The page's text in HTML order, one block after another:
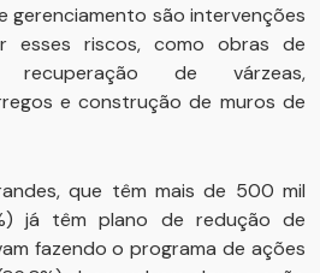
gerenciamento são intervenções
esses riscos, como obras de
recuperação de várzeas,
e construção de muros de
que têm mais de 500 mil
já têm plano de redução de
fazendo o programa de ações